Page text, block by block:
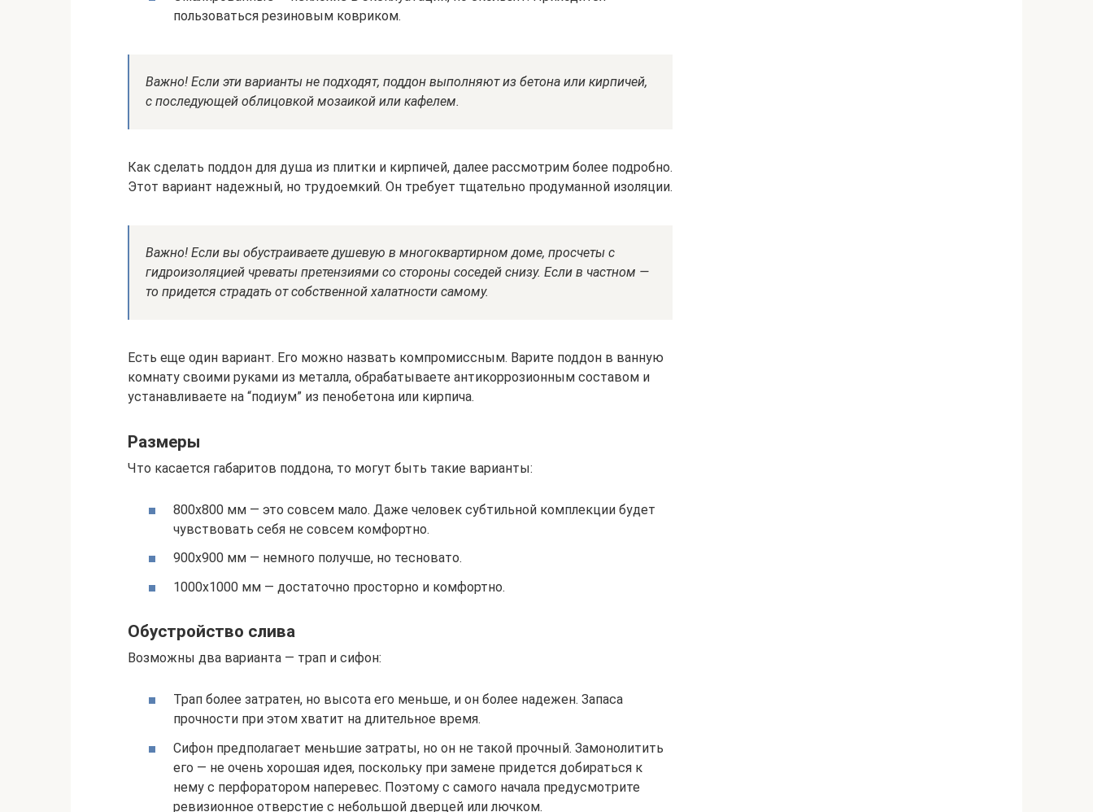
пользоваться резиновым ковриком.
Важно! Если эти варианты не подходят, поддон выполняют из бетона или кирпичей,
с последующей облицовкой мозаикой или кафелем.
Как сделать поддон для душа из плитки и кирпичей, далее рассмотрим более подробно.
Этот вариант надежный, но трудоемкий. Он требует тщательно продуманной изоляции.
Важно! Если вы обустраиваете душевую в многоквартирном доме, просчеты с
гидроизоляцией чреваты претензиями со стороны соседей снизу. Если в частном —
то придется страдать от собственной халатности самому.
Есть еще один вариант. Его можно назвать компромиссным. Варите поддон в ванную
комнату своими руками из металла, обрабатываете антикоррозионным составом и
устанавливаете на “подиум” из пенобетона или кирпича.
Размеры
Что касается габаритов поддона, то могут быть такие варианты:
800х800 мм — это совсем мало. Даже человек субтильной комплекции будет
чувствовать себя не совсем комфортно.
900х900 мм — немного получше, но тесновато.
1000х1000 мм — достаточно просторно и комфортно.
Обустройство слива
Возможны два варианта — трап и сифон:
Трап более затратен, но высота его меньше, и он более надежен. Запаса
прочности при этом хватит на длительное время.
Сифон предполагает меньшие затраты, но он не такой прочный. Замонолитить
его — не очень хорошая идея, поскольку при замене придется добираться к
нему с перфоратором наперевес. Поэтому с самого начала предусмотрите
ревизионное отверстие с небольшой дверцей или лючком.